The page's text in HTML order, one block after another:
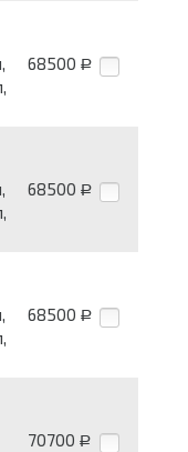
68500 Р
68500 Р
68500 Р
70700 Р